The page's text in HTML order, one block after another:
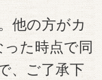
他の方がカ
た時点で同
、ご了承下